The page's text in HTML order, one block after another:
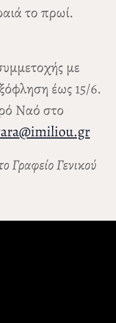
το πρωί.
με
έως 15/6.
Ναό στο
Γραφείο Γενικού